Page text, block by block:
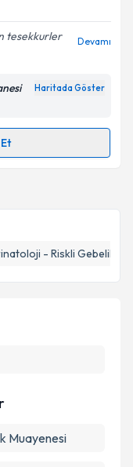
- Riskli Gebelikler
tesekkurler
Devamı
Haritada Göster
bilgilendireceğiz.
belirtilen
Muayenesi